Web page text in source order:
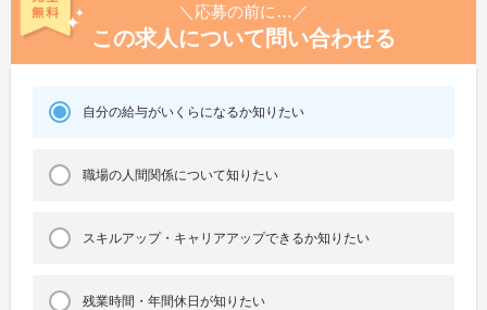
＼応募の前に…／
この求人について問い合わせる
自分の給与がいくらになるか知りたい
職場の人間関係について知りたい
スキルアップ・キャリアアップできるか知りたい
残業時間・年間休日が知りたい